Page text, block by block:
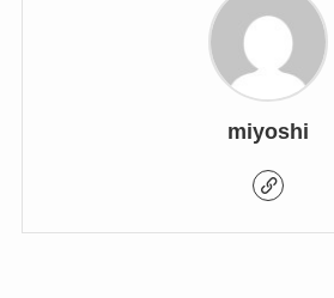
miyoshi